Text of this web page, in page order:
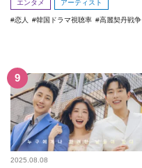
エンタメ アーティスト
恋人 韓国ドラマ視聴率 高麗契丹戦争
2025.08.08